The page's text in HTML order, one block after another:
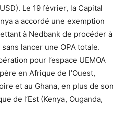
Le 19 février, la Capital
a accordé une exemption
à Nedbank de procéder à
lancer une OPA totale.
pour l’espace UEMOA
en Afrique de l’Ouest,
et au Ghana, en plus de son
de l’Est (Kenya, Ouganda,